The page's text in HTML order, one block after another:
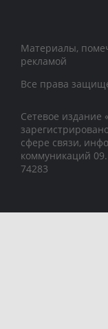
Материалы,
рекламой
Все права
Сетевое издание
сфере связи,
коммуникаций
74283